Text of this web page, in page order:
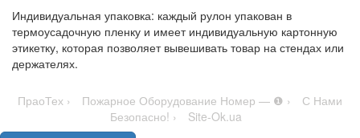
Индивидуальная упаковка: каждый рулон упакован в
термоусадочную пленку и имеет индивидуальную картонную
этикетку, которая позволяет вывешивать товар на стендах или
держателях.
ПраоТех › Пожарное Оборудование Номер — ❶ ›
С Нами
Безопасно! ›
Site-Ok.ua